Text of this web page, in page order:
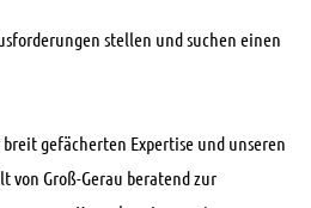
stellen und suchen einen
gefächerten Expertise und unseren
von Groß-Gerau beratend zur